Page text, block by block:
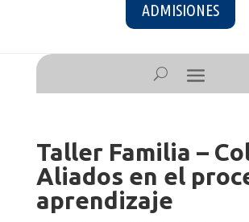
ADMISIONES
Taller Familia –
Aliados en el
aprendizaje